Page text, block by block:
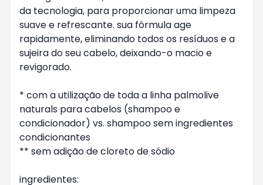
da tecnologia, para proporcionar uma limpeza
suave e refrescante. sua fórmula age
rapidamente, eliminando todos os resíduos e a
sujeira do seu cabelo, deixando-o macio e
revigorado.
* com a utilização de toda a linha palmolive
naturals para cabelos (shampoo e
condicionador) vs. shampoo sem ingredientes
condicionantes
** sem adição de cloreto de sódio
ingredientes: